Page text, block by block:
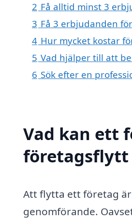
2 Få alltid minst 3
3 Få 3 erbjudanden
4 Hur mycket kostar
5 Vad hjälper till att
6 Sök efter en
Vad kan ett
företagsflytt
Att flytta ett företag
genomförande.